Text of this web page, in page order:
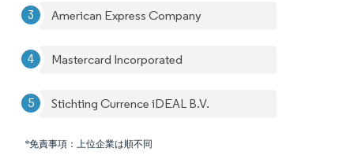
American Express Company
Mastercard Incorporated
Stichting Currence iDEAL B.V.
*免責事項：上位企業は順不同